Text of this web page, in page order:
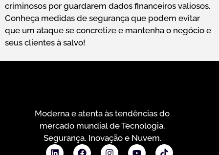
criminosos por guardarem dados financeiros valiosos.
Conheça medidas de segurança que podem evitar
que um ataque se concretize e mantenha o negócio e
seus clientes à salvo!
Moderna e atenta às tendências do
mercado mundial de Tecnologia,
Segurança, Inovação e Nuvem.